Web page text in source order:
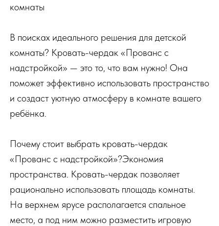
комнаты
В поисках идеального решения для детской
комнаты? Кровать-чердак «Прованс с
надстройкой» — это то, что вам нужно! Она
поможет эффективно использовать пространство
и создаст уютную атмосферу в комнате вашего
ребёнка.
Почему стоит выбрать кровать-чердак
«Прованс с надстройкой»?Экономия
пространства. Кровать-чердак позволяет
рационально использовать площадь комнаты.
На верхнем ярусе располагается спальное
место, а под ним можно разместить игровую